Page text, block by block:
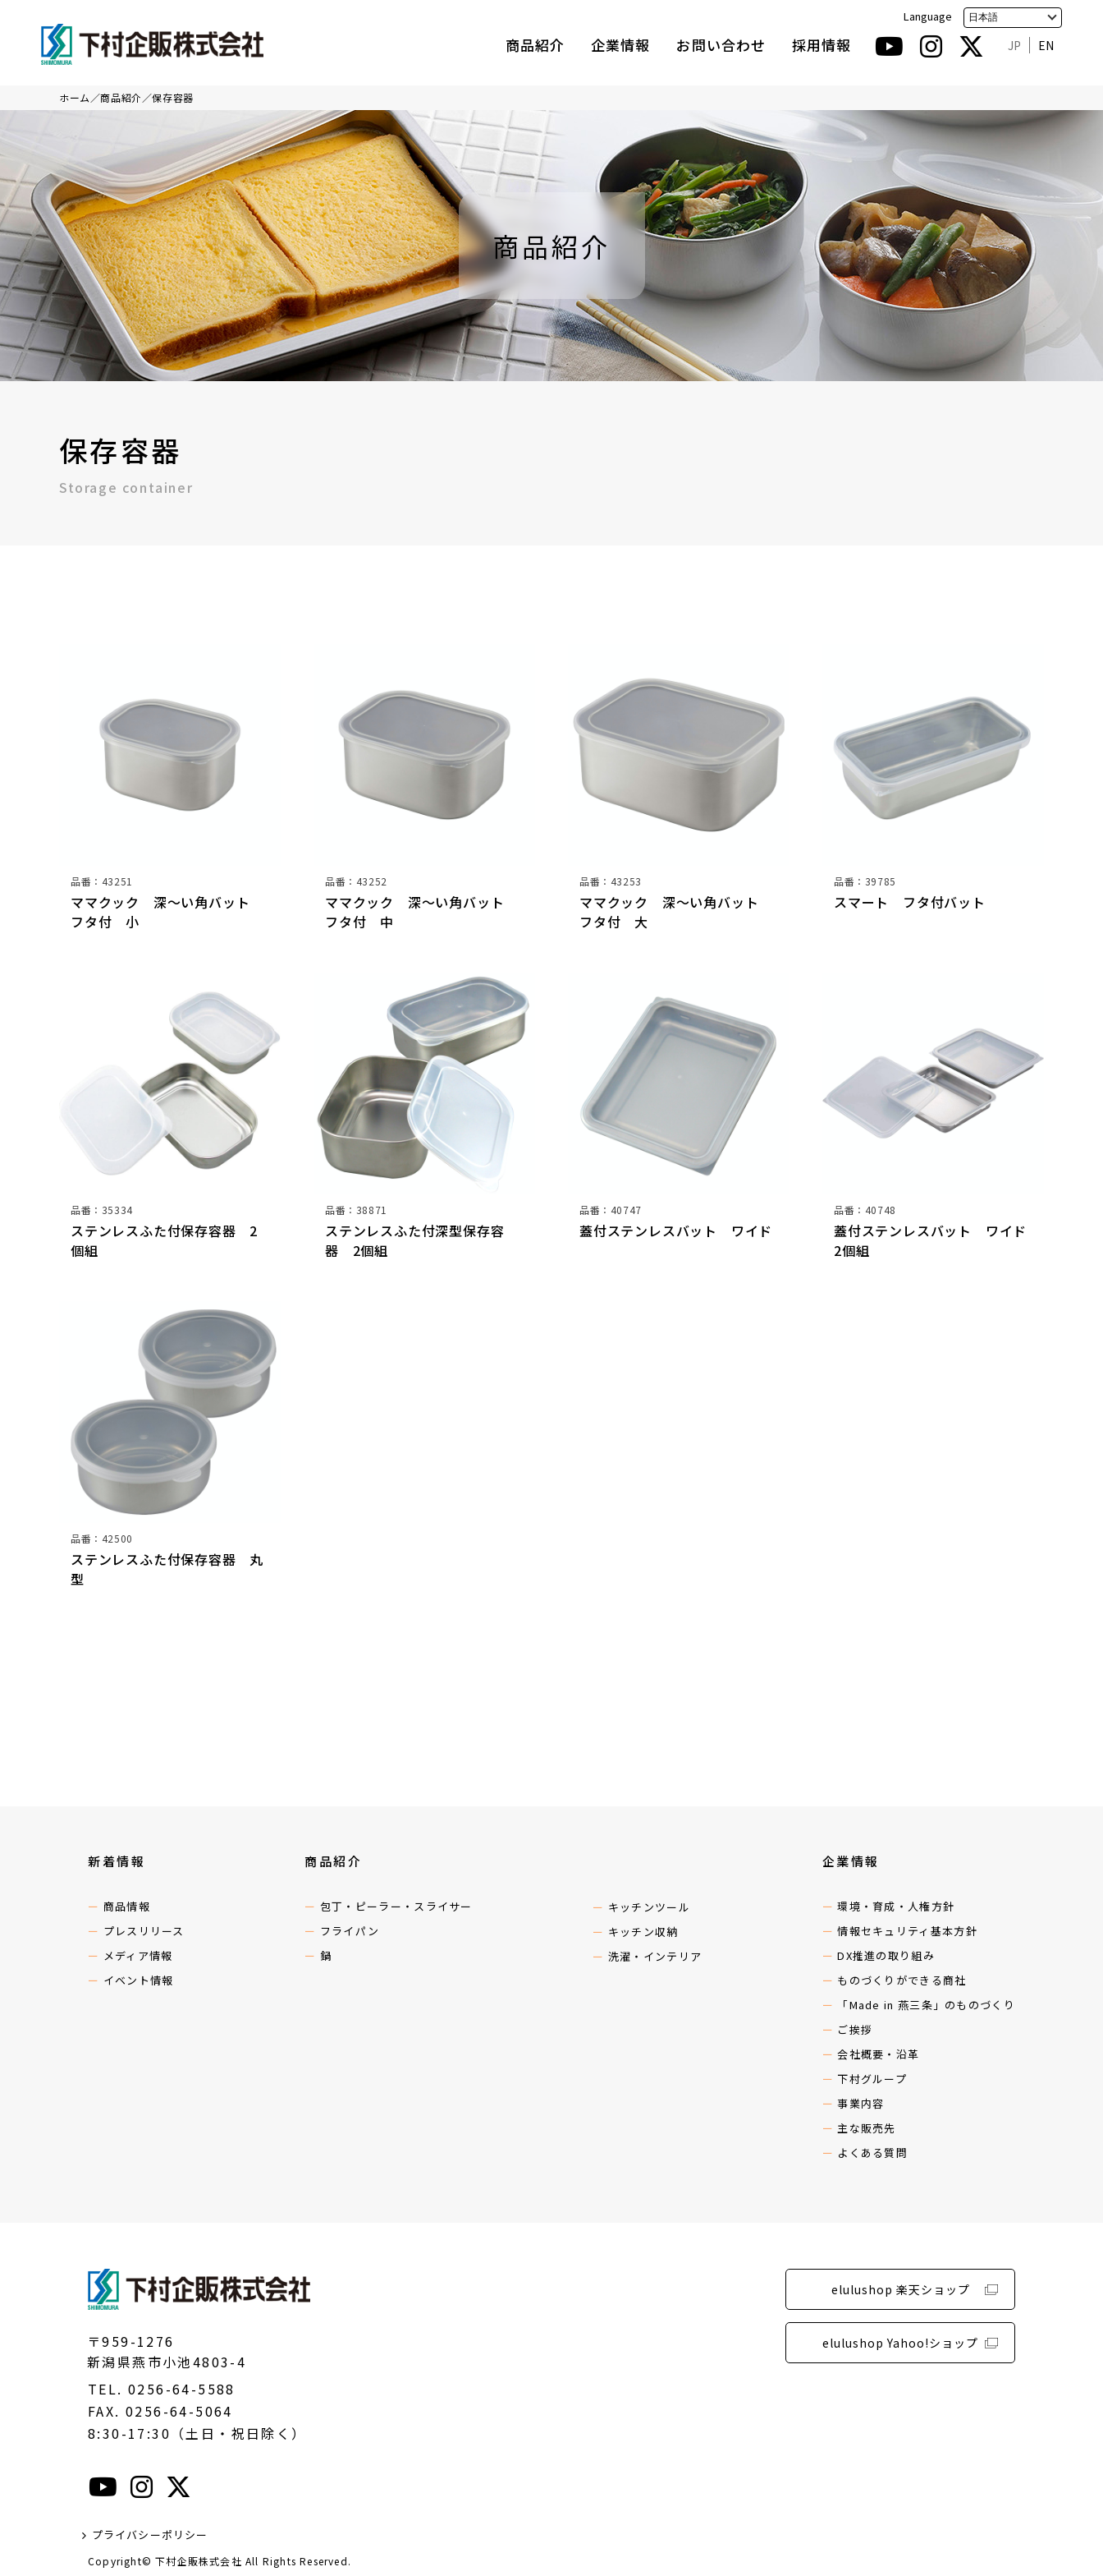
商品紹介 企業情報 お問い合わせ 採用情報 JP EN
Language
ホーム 商品紹介 保存容器
商品紹介
保存容器
Storage container
ママクック 深～い角バット
フタ付 小
品番：43251
ママクック 深～い角バット
フタ付 中
品番：43252
ママクック 深～い角バット
フタ付 大
品番：43253
スマート フタ付バット
品番：39785
ステンレスふた付保存容器 2
個組
品番：35334
ステンレスふた付深型保存容
器 2個組
品番：38871
蓋付ステンレスバット ワイド
品番：40747
蓋付ステンレスバット ワイド
2個組
品番：40748
ステンレスふた付保存容器 丸
型
品番：42500
新着情報
商品情報
プレスリリース
メディア情報
イベント情報
商品紹介
包丁・ピーラー・スライサー
フライパン
鍋
キッチンツール
キッチン収納
洗濯・インテリア
企業情報
環境・育成・人権方針
情報セキュリティ基本方針
DX推進の取り組み
ものづくりができる商社
「Made in 燕三条」のものづくり
ご挨拶
会社概要・沿革
下村グループ
事業内容
主な販売先
よくある質問
elulushop 楽天ショップ
elulushop Yahoo!ショップ
〒959-1276
新潟県燕市小池4803-4
TEL. 0256-64-5588
FAX. 0256-64-5064
8:30-17:30（土日・祝日除く）
プライバシーポリシー
Copyright© 下村企販株式会社 All Rights Reserved.